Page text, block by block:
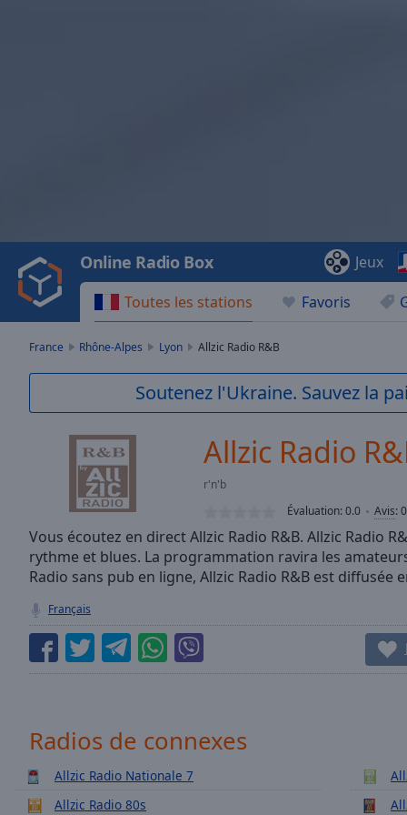
Video
Play
Backward
Skip
Current
-:-
TypeLIVE
Seek to
live,
currently
LIVE
Remaining
Playback
Rate
Chapters
Toutes les stations Favoris
Online Radio Box Jeux
France Rhône-Alpes Lyon Allzic Radio R&B
Soutenez l'Ukraine. Sauvez la
Allzic Radio
r'n'b
Évaluation:0.0 Avis:0
Vous écoutez en direct Allzic Radio R&B. Allzic Radio
rythme et blues. La programmation ravira les
Radio sans pub en ligne, Allzic Radio R&B est diffusée
Français
Radios de connexes
Allzic Radio Nationale 7
Allzic Radio 80s